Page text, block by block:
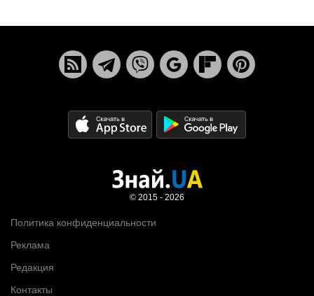
Политика конфиденциальности
Реклама
Редакция
Контакты
© 2015 - 2026